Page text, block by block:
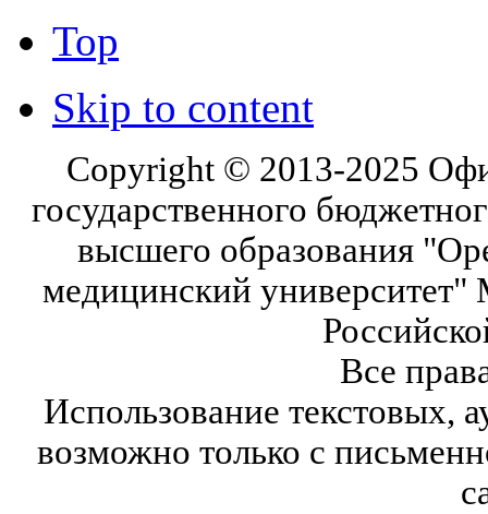
Top
Skip to content
Copyright © 2013-2025
государственного
высшего образования
медицинский университет"
Все
Использование текстовых,
возможно только с